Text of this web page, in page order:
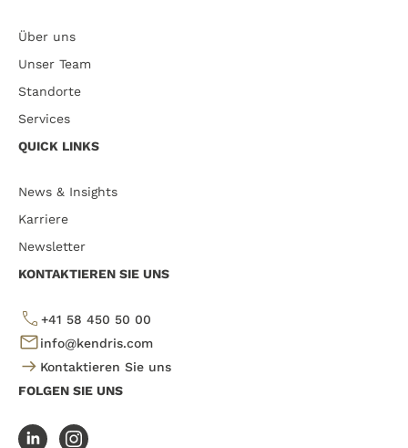
Über uns
Unser Team
Standorte
Services
QUICK LINKS
News & Insights
Karriere
Newsletter
KONTAKTIEREN SIE UNS
+41 58 450 50 00
info@kendris.com
Kontaktieren Sie uns
FOLGEN SIE UNS